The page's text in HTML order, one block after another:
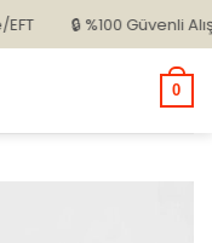
🔒 %100 Güvenli
0